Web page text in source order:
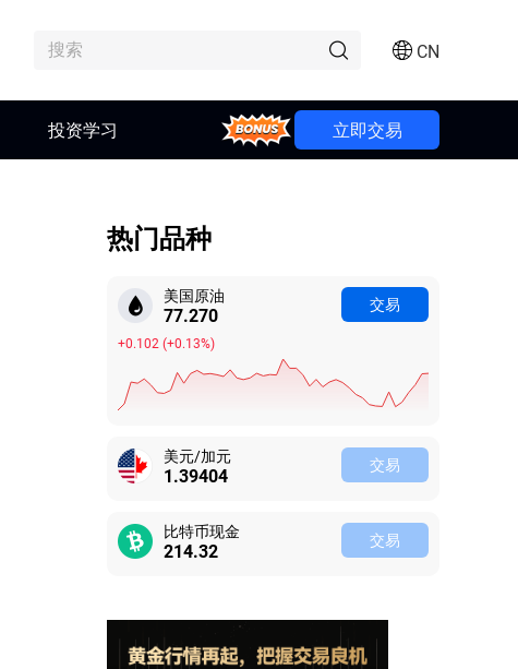
CN
投资学习 Bonus 立即交易
热门品种
美国原油
77.270
+0.102 (+0.13%)
交易
美元/加元
1.39404 交易
比特币现金
214.32 交易